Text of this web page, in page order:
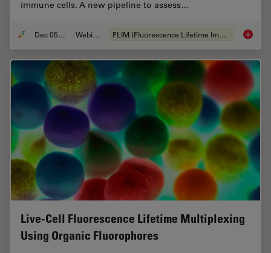
immune cells. A new pipeline to assess…
Dec 05, 2022 Webinaire FLIM (Fluorescence Lifetime Imaging Microscopy) Virtual
Live-Cell Fluorescence Lifetime Multiplexing
Using Organic Fluorophores